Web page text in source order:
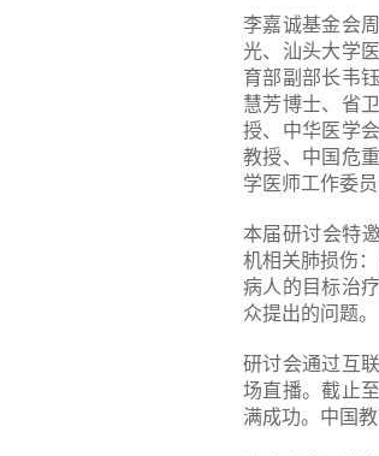
李嘉诚基金会
光、汕头大学
育部副部长韦
慧芳博士、省
授、中华医学
教授、中国危
学医师工作委员
本届研讨会特
机相关肺损伤
病人的目标治
众提出的问题。
研讨会通过互
场直播。截止
满成功。中国